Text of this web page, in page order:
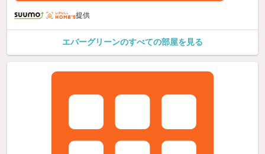
提供
エバーグリーンのすべての部屋を見る